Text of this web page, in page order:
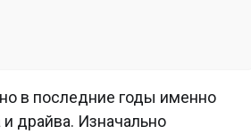
в последние годы именно
драйва. Изначально